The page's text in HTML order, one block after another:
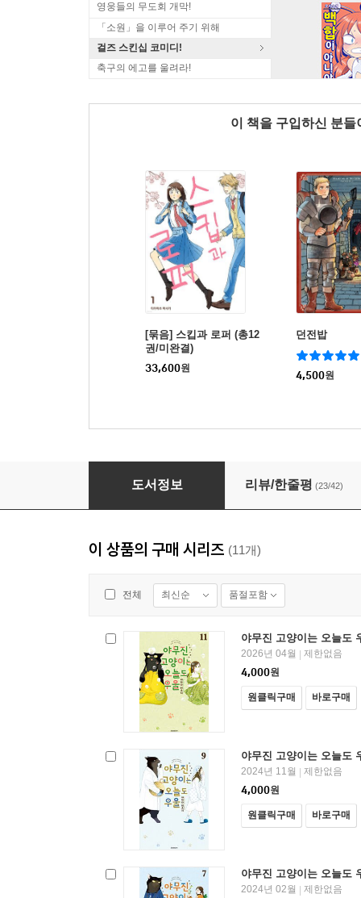
영웅들의 무도회 개막!
「소원」을 이루어 주기 위해
걸즈 스킨십 코미디!
축구의 에고를 울려라!
이 책을 구입하신 분
[묶음] 스킵과 로퍼 (총12
권/미완결)
33,600원
던전밥
4,500원
야무진 고양이는 오늘도 우울 01권
도서정보 리뷰/한줄평 (23/42)
이 상품의 구매 시리즈 (11개)
전체 최신순 품절포함
야무진 고양이는 오늘도
2026년 04월
제한없음
4,000원
원클릭구매 바로구매
야무진 고양이는 오늘도
2024년 11월
제한없음
4,000원
원클릭구매 바로구매
야무진 고양이는 오늘도
2024년 02월
제한없음